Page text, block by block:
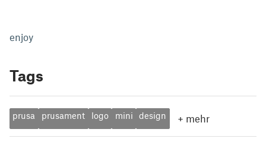
enjoy
Tags
prusa prusament logo mini design + mehr